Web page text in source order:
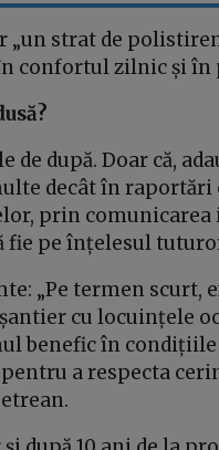
„un strat de
în confortul zilnic și
după. Doar că,
decât în raportări
prin
fie pe înțelesul
„Pe termen scurt,
cu locuințele
benefic în
a respecta